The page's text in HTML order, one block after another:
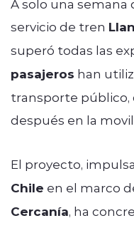
A solo una semana
servicio de tren
superó todas las
pasajeros han
transporte público,
después en la
El proyecto,
Chile en el marco
Cercanía, ha